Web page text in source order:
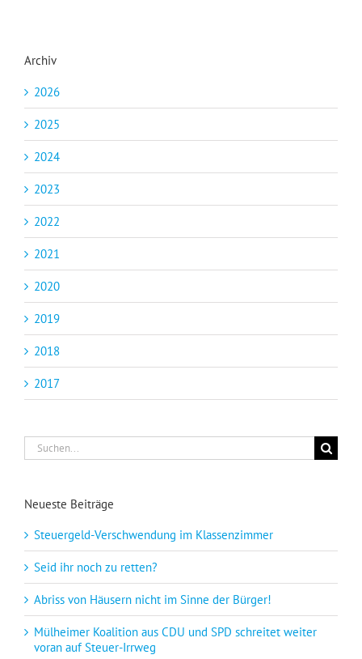
Archiv
2026
2025
2024
2023
2022
2021
2020
2019
2018
2017
Suche
nach:
Neueste Beiträge
Steuergeld-Verschwendung im Klassenzimmer
Seid ihr noch zu retten?
Abriss von Häusern nicht im Sinne der Bürger!
Mülheimer Koalition aus CDU und SPD schreitet weiter
voran auf Steuer-Irrweg